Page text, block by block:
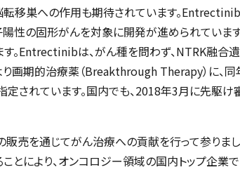
移巣への作用も期待されています。
性の固形がんを対象に開発が進められています
す。Entrectinibは、がん種を問わず、NTRK融
り画期的治療薬（Breakthrough Therapy）に、
指定されています。国内でも、2018年3月に先駆
売を通じてがん治療への貢献を行って参りまし
により、オンコロジー領域の国内トップ企業